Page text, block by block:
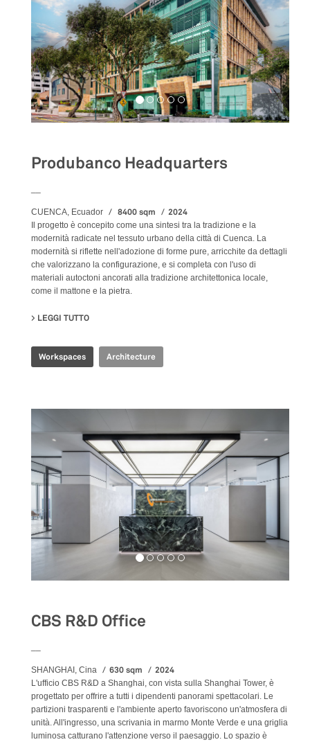
Produbanco Headquarters
CUENCA, Ecuador 8400 sqm 2024
Il progetto è concepito come una sintesi tra la tradizione e la
modernità radicate nel tessuto urbano della città di Cuenca. La
modernità si riflette nell'adozione di forme pure, arricchite da dettagli
che valorizzano la configurazione, e si completa con l'uso di
materiali autoctoni ancorati alla tradizione architettonica locale,
come il mattone e la pietra.
LEGGI TUTTO
Workspaces Architecture
CBS R&D Office
SHANGHAI, Cina 630 sqm 2024
L'ufficio CBS R&D a Shanghai, con vista sulla Shanghai Tower, è
progettato per offrire a tutti i dipendenti panorami spettacolari. Le
partizioni trasparenti e l'ambiente aperto favoriscono un'atmosfera di
unità. All'ingresso, una scrivania in marmo Monte Verde e una griglia
luminosa catturano l'attenzione verso il paesaggio. Lo spazio è